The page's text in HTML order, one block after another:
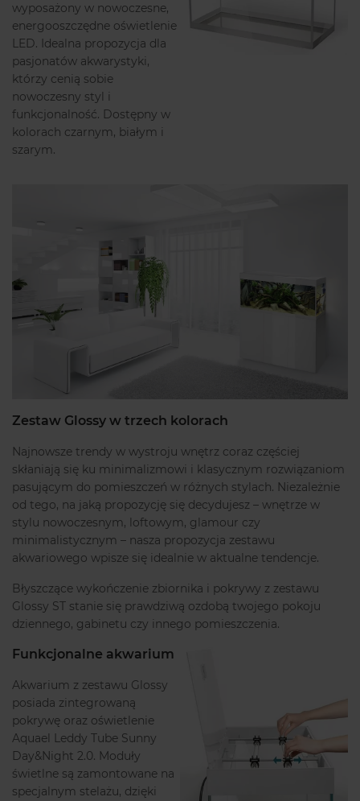
wyposażony w nowoczesne,
energooszczędne oświetlenie
LED. Idealna propozycja dla
pasjonatów akwarystyki,
którzy cenią sobie
nowoczesny styl i
funkcjonalność. Dostępny w
kolorach czarnym, białym i
szarym.
Zestaw Glossy w trzech kolorach
Najnowsze trendy w wystroju wnętrz coraz częściej
skłaniają się ku minimalizmowi i klasycznym rozwiązaniom
pasującym do pomieszczeń w różnych stylach. Niezależnie
od tego, na jaką propozycję się decydujesz – wnętrze w
stylu nowoczesnym, loftowym, glamour czy
minimalistycznym – nasza propozycja zestawu
akwariowego wpisze się idealnie w aktualne tendencje.
Błyszczące wykończenie zbiornika i pokrywy z zestawu
Glossy ST stanie się prawdziwą ozdobą twojego pokoju
dziennego, gabinetu czy innego pomieszczenia.
Funkcjonalne akwarium
Akwarium z zestawu Glossy
posiada zintegrowaną
pokrywę oraz oświetlenie
Aquael Leddy Tube Sunny
Day&Night 2.0. Moduły
świetlne są zamontowane na
specjalnym stelażu, dzięki